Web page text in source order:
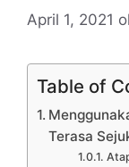
April 1, 2021
Table of
Terasa